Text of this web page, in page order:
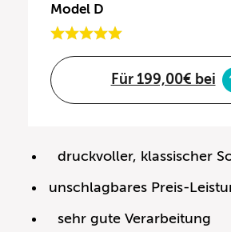
Model D
Für 199,00€ bei
druckvoller, klassischer
unschlagbares Preis-
sehr gute Verarbeitung